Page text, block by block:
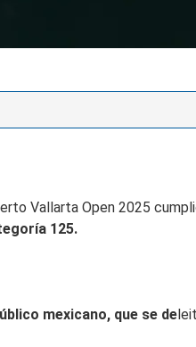
Vallarta Open 2025
125.
mexicano, que se de